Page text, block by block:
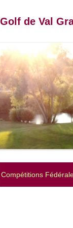
de Val
contenu
Compétitions